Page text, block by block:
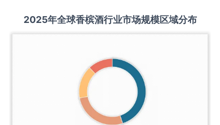
2025年全球香槟酒行业市场规模区域分布